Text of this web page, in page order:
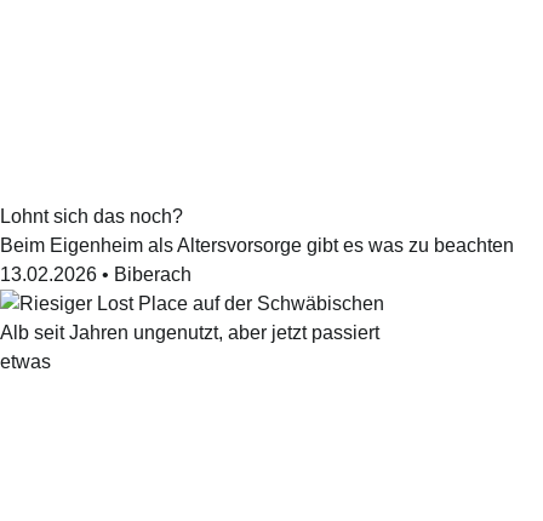
Lohnt sich das noch?
Beim Eigenheim als Altersvorsorge gibt es was zu beachten
13.02.2026 • Biberach